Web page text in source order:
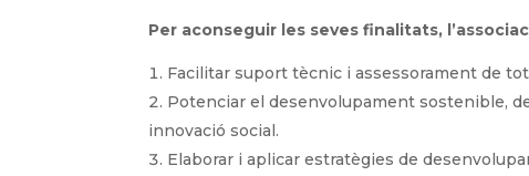
Per aconseguir les seves finalitats,
Facilitar suport tècnic i assessorament de
Potenciar el desenvolupament sostenible,
innovació social.
Elaborar i aplicar estratègies de